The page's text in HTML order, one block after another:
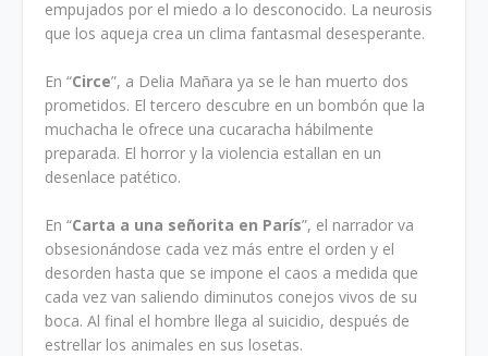
empujados por el miedo a lo desconocido. La neurosis
que los aqueja crea un clima fantasmal desesperante.
En “Circe”, a Delia Mañara ya se le han muerto dos
prometidos. El tercero descubre en un bombón que la
muchacha le ofrece una cucaracha hábilmente
preparada. El horror y la violencia estallan en un
desenlace patético.
En “Carta a una señorita en París”, el narrador va
obsesionándose cada vez más entre el orden y el
desorden hasta que se impone el caos a medida que
cada vez van saliendo diminutos conejos vivos de su
boca. Al final el hombre llega al suicidio, después de
estrellar los animales en sus losetas.